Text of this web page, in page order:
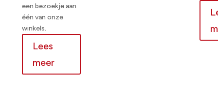
een bezoekje aan
één van onze
winkels.
Lees
meer